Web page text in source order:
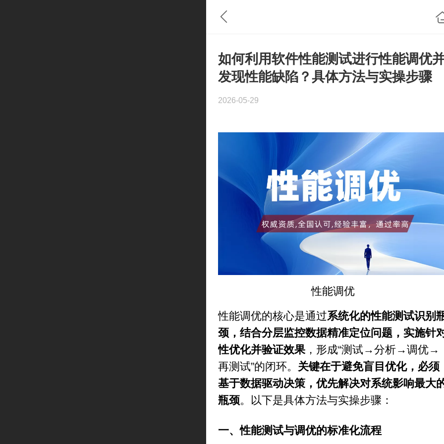
如何利用软件性能测试进行性能调优
发现性能缺陷？具体方法与实操步骤
2026-05-29
性能调优
性能调优的核心是通过系统化的性能测试识别
颈，结合分层监控数据精准定位问题，实施针
性优化并验证效果 ，形成“测试→分析→调优→
再测试”的闭环。 关键在于避免盲目优化，必须
基于数据驱动决策，优先解决对系统影响最大
瓶颈。以下是具体方法与实操步骤：
一、性能测试与调优的标准化流程